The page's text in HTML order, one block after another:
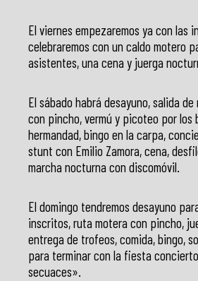
El viernes empezaremos ya con las
celebraremos con un caldo motero
asistentes, una cena y juerga
El sábado habrá desayuno, salida
con pincho, vermú y picoteo por los
hermandad, bingo en la carpa,
stunt con Emilio Zamora, cena,
marcha nocturna con discomóvil.
El domingo tendremos desayuno
inscritos, ruta motera con pincho,
entrega de trofeos, comida, bingo,
para terminar con la fiesta
secuaces».